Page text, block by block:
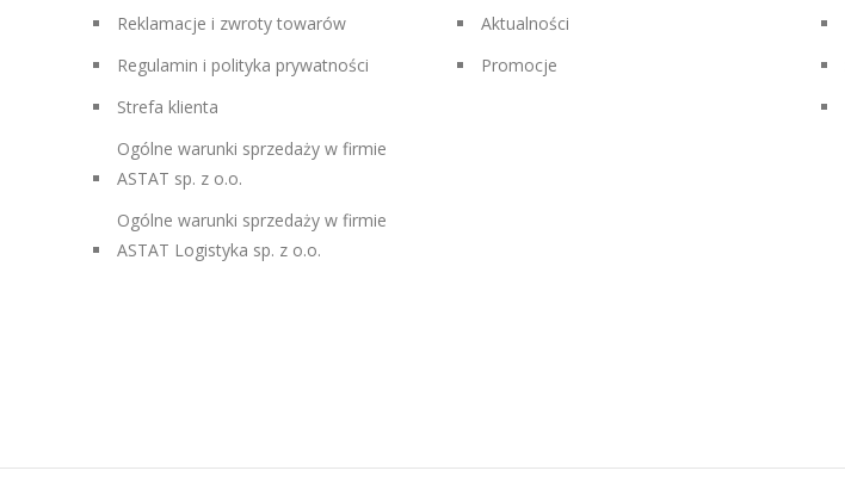
Reklamacje i zwroty towarów
Regulamin i polityka prywatności
Strefa klienta
Ogólne warunki sprzedaży w firmie
ASTAT sp. z o.o.
Ogólne warunki sprzedaży w firmie
ASTAT Logistyka sp. z o.o.
Aktualności
Promocje